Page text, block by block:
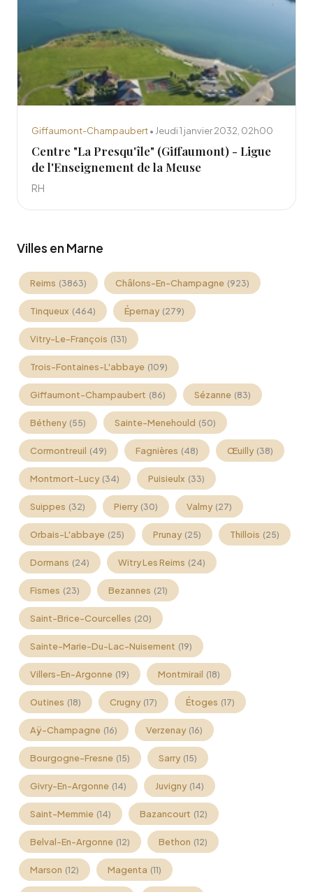
Giffaumont-Champaubert• Jeudi 1 janvier 2032, 02h00
Centre "La Presqu'île" (Giffaumont) - Ligue
de l'Enseignement de la Meuse
RH
Villes en Marne
Reims (3863) Châlons-En-Champagne (923)
Tinqueux (464) Épernay (279)
Vitry-Le-François (131)
Trois-Fontaines-L'abbaye (109)
Giffaumont-Champaubert (86) Sézanne (83)
Bétheny (55) Sainte-Menehould (50)
Cormontreuil (49) Fagnières (48) Œuilly (38)
Montmort-Lucy (34) Puisieulx (33)
Suippes (32) Pierry (30) Valmy (27)
Orbais-L'abbaye (25) Prunay (25) Thillois (25)
Dormans (24) Witry Les Reims (24)
Fismes (23) Bezannes (21)
Saint-Brice-Courcelles (20)
Sainte-Marie-Du-Lac-Nuisement (19)
Villers-En-Argonne (19) Montmirail (18)
Outines (18) Crugny (17) Étoges (17)
Aÿ-Champagne (16) Verzenay (16)
Bourgogne-Fresne (15) Sarry (15)
Givry-En-Argonne (14) Juvigny (14)
Saint-Memmie (14) Bazancourt (12)
Belval-En-Argonne (12) Bethon (12)
Marson (12) Magenta (11)